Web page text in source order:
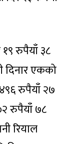
रुपैयाँ ३८
दिनार एकको
रुपैयाँ २७
रुपैयाँ ७८
रियाल